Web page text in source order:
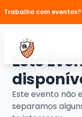
Trabalha com eventos?
Este
Este evento não
separamos